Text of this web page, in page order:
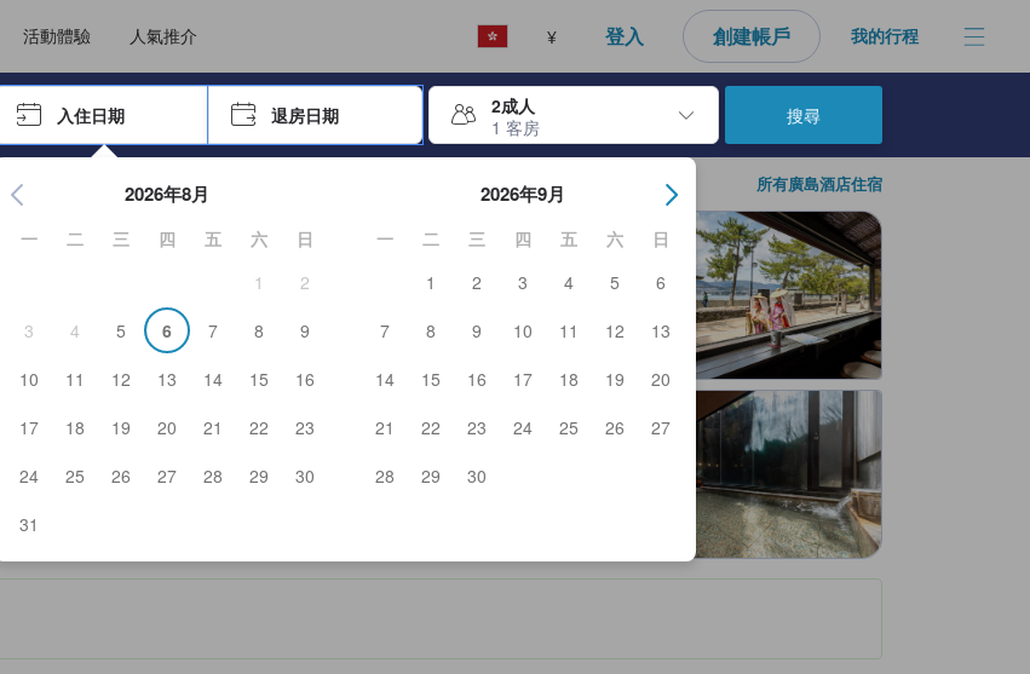
活動體驗 人氣推介 ¥ 登入 創建帳戶 我的行程
Enter鍵選擇
入住日期 退房日期
2成人
1 客房
Enter鍵開始瀏覽日期選擇器，並使用方向鍵瀏覽入住和退房日期。使用Enter鍵選擇日期後，入住日期將會選取。請重覆相同步驟以選
2026年8月
一 二 三 四 五 六
日
1
2
3
4 5 6 7 8
9
10
11 12 13 14 15
16
17
18 19 20 21 22
23
24
25 26 27 28 29
30
31
2026年9月
一 二 三 四 五 六
日
1
2 3 4 5
6
7
8 9 10 11 12
13
14
15 16 17 18 19
20
21
22 23 24 25 26
27
28
29 30
搜尋
所有廣島酒店住宿
部照片